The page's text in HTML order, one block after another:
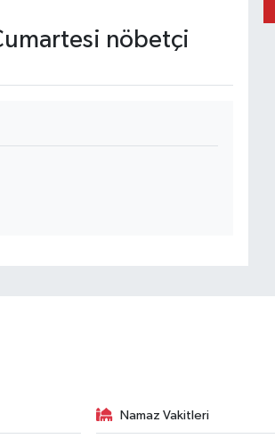
nöbetçi
Namaz Vakitleri